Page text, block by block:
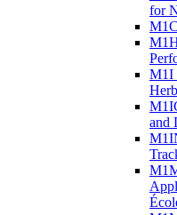
for
M1I
and